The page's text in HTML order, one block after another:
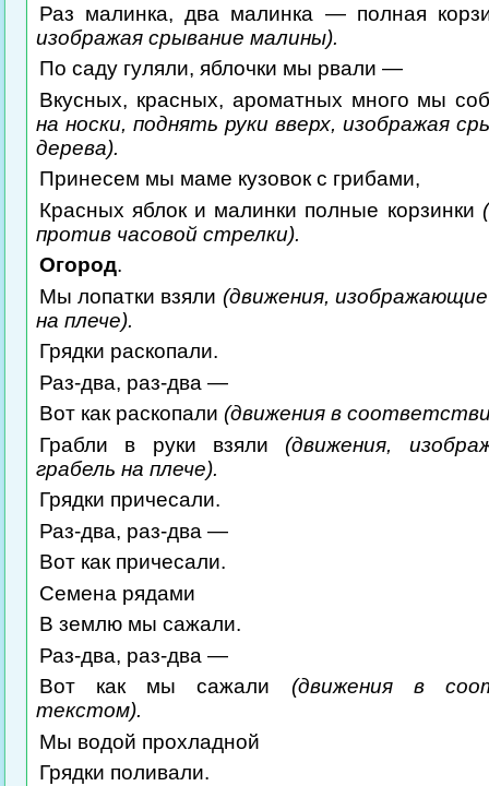
Раз малинка, два малинка — полная
изображая срывание малины).
По саду гуляли, яблочки мы рвали —
Вкусных, красных, ароматных много мы
на носки, поднять руки вверх, изображая
дерева).
Принесем мы маме кузовок с грибами,
Красных яблок и малинки полные корзинки
против часовой стрелки).
Огород.
Мы лопатки взяли (движения,
на плече).
Грядки раскопали.
Раз-два, раз-два —
Вот как раскопали (движения в
Грабли в руки взяли(движения,
грабель на плече).
Грядки причесали.
Раз-два, раз-два —
Вот как причесали.
Семена рядами
В землю мы сажали.
Раз-два, раз-два —
Вот как мы сажали (движения в
текстом).
Мы водой прохладной
Грядки поливали.